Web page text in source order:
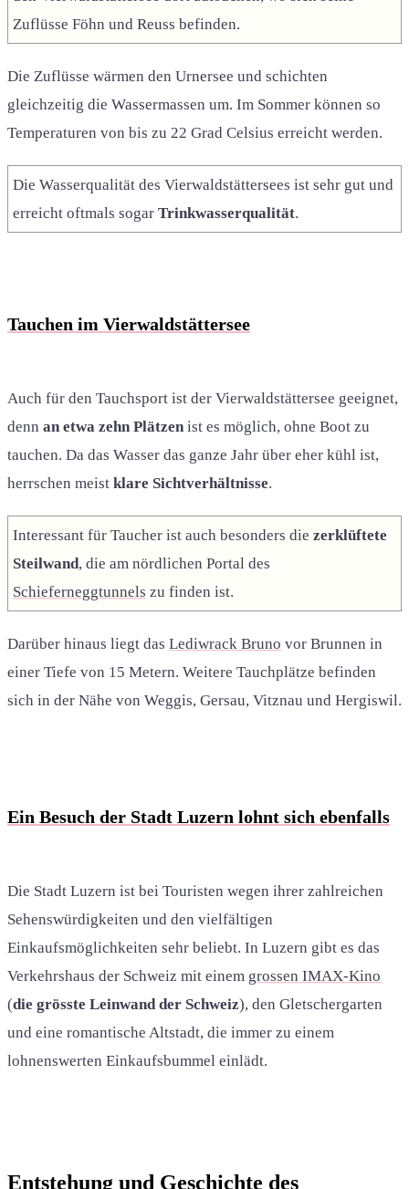
Zuflüsse Föhn und Reuss befinden.
Die Zuflüsse wärmen den Urnersee und schichten
gleichzeitig die Wassermassen um. Im Sommer können so
Temperaturen von bis zu 22 Grad Celsius erreicht werden.
Die Wasserqualität des Vierwaldstättersees ist sehr gut und
erreicht oftmals sogar Trinkwasserqualität.
Tauchen im Vierwaldstättersee
Auch für den Tauchsport ist der Vierwaldstättersee geeignet,
denn an etwa zehn Plätzen ist es möglich, ohne Boot zu
tauchen. Da das Wasser das ganze Jahr über eher kühl ist,
herrschen meist klare Sichtverhältnisse.
Interessant für Taucher ist auch besonders die zerklüftete
Steilwand, die am nördlichen Portal des
Schieferneggtunnels zu finden ist.
Darüber hinaus liegt das Lediwrack Bruno vor Brunnen in
einer Tiefe von 15 Metern. Weitere Tauchplätze befinden
sich in der Nähe von Weggis, Gersau, Vitznau und Hergiswil.
Ein Besuch der Stadt Luzern lohnt sich ebenfalls
Die Stadt Luzern ist bei Touristen wegen ihrer zahlreichen
Sehenswürdigkeiten und den vielfältigen
Einkaufsmöglichkeiten sehr beliebt. In Luzern gibt es das
Verkehrshaus der Schweiz mit einem grossen IMAX-Kino
(die grösste Leinwand der Schweiz), den Gletschergarten
und eine romantische Altstadt, die immer zu einem
lohnenswerten Einkaufsbummel einlädt.
Entstehung und Geschichte des